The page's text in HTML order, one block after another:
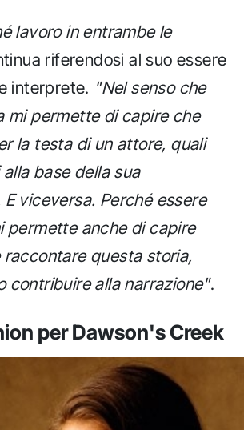
lavoro in entrambe le
riferendosi al suo essere
interprete. "Nel senso che
mi permette di capire che
la testa di un attore, quali
base della sua
viceversa. Perché essere
permette anche di capire
raccontare questa storia,
contribuire alla narrazione".
per Dawson's Creek